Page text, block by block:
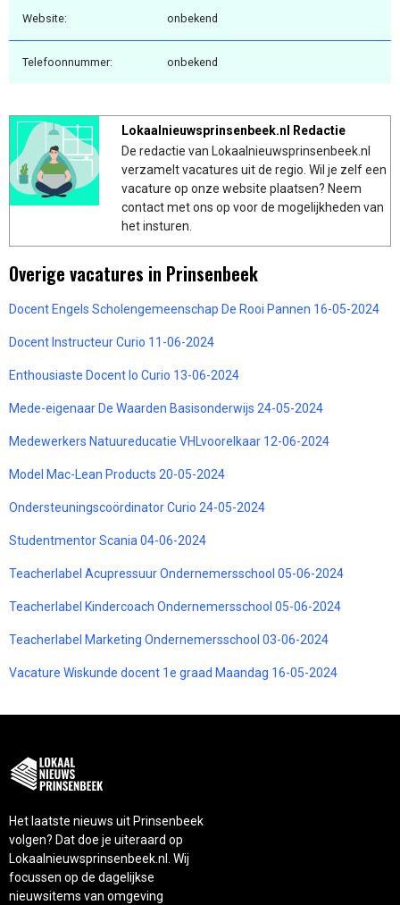
Website: onbekend
Telefoonnummer: onbekend
Lokaalnieuwsprinsenbeek.nl Redactie
De redactie van Lokaalnieuwsprinsenbeek.nl
verzamelt vacatures uit de regio. Wil je zelf een
vacature op onze website plaatsen? Neem
contact met ons op voor de mogelijkheden van
het insturen.
Overige vacatures in Prinsenbeek
Docent Engels Scholengemeenschap De Rooi Pannen 16-05-2024
Docent Instructeur Curio 11-06-2024
Enthousiaste Docent lo Curio 13-06-2024
Mede-eigenaar De Waarden Basisonderwijs 24-05-2024
Medewerkers Natuureducatie VHLvoorelkaar 12-06-2024
Model Mac-Lean Products 20-05-2024
Ondersteuningscoördinator Curio 24-05-2024
Studentmentor Scania 04-06-2024
Teacherlabel Acupressuur Ondernemersschool 05-06-2024
Teacherlabel Kindercoach Ondernemersschool 05-06-2024
Teacherlabel Marketing Ondernemersschool 03-06-2024
Vacature Wiskunde docent 1e graad Maandag 16-05-2024
Het laatste nieuws uit Prinsenbeek
volgen? Dat doe je uiteraard op
Lokaalnieuwsprinsenbeek.nl. Wij
focussen op de dagelijkse
nieuwsitems van omgeving